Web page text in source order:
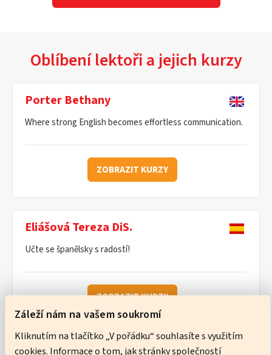
Záleží nám na vašem soukromí
Kliknutím na tlačítko „V pořádku“ souhlasíte s využitím
cookies. Informace o tom, jak stránky společností
Oblíbení lektoři a jejich kurzy
Porter Bethany
Where strong English becomes effortless communication.
ZOBRAZIT KURZY
Eliášová Tereza DiS.
Učte se španělsky s radostí!
ZOBRAZIT KURZY